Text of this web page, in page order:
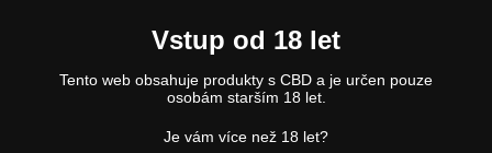
Vstup od 18 let
Tento web obsahuje produkty s CBD a je určen pouze
osobám starším 18 let.
Je vám více než 18 let?
Cena od160,00Kč
Květy – Extreemly 99% T9HC